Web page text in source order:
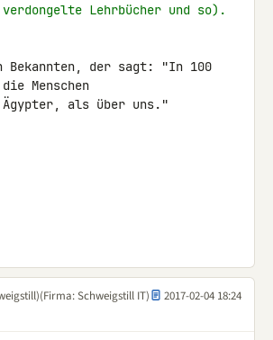
verdongelte Lehrbücher und so).
Bekannten, der sagt: "In 100
Menschen
Ägypter, als über uns."
(Firma: Schweigstill IT)
2017-02-04 18:24